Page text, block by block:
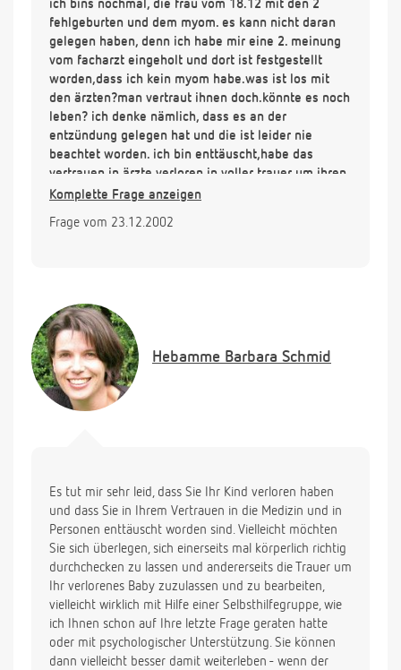
ich bins nochmal, die frau vom 18.12 mit den 2
fehlgeburten und dem myom. es kann nicht daran
gelegen haben, denn ich habe mir eine 2. meinung
vom facharzt eingeholt und dort ist festgestellt
worden,dass ich kein myom habe.was ist los mit
den ärzten?man vertraut ihnen doch.könnte es noch
leben? ich denke nämlich, dass es an der
entzündung gelegen hat und die ist leider nie
beachtet worden. ich bin enttäuscht,habe das
vertrauen in ärzte verloren.in voller trauer um ihren
kleinen "simon" eine mutter aus thüringen
Komplette Frage anzeigen
Frage vom 23.12.2002
Hebamme Barbara Schmid
Es tut mir sehr leid, dass Sie Ihr Kind verloren haben
und dass Sie in Ihrem Vertrauen in die Medizin und in
Personen enttäuscht worden sind. Vielleicht möchten
Sie sich überlegen, sich einerseits mal körperlich richtig
durchchecken zu lassen und andererseits die Trauer um
Ihr verlorenes Baby zuzulassen und zu bearbeiten,
vielleicht wirklich mit Hilfe einer Selbsthilfegruppe, wie
ich Ihnen schon auf Ihre letzte Frage geraten hatte
oder mit psychologischer Unterstützung. Sie können
dann vielleicht besser damit weiterleben - wenn der